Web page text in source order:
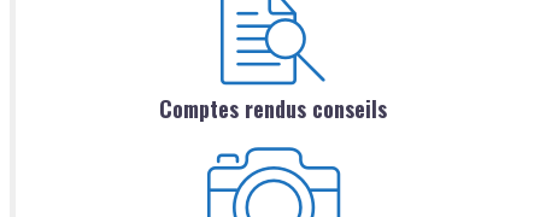
Comptes rendus conseils